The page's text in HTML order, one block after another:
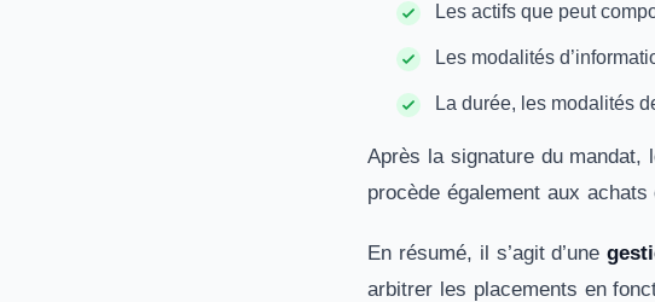
Les actifs que peut
Les modalités
La durée, les modalités
Après la signature du mandat,
procède également aux
En résumé, il s’agit d’une
arbitrer les placements en